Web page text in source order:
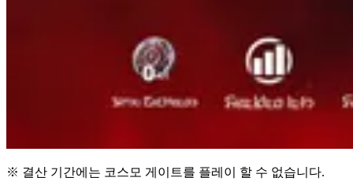
※ 결산 기간에는 코스모 게이트를 플레이 할 수 없습니다.